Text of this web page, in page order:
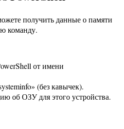
получить данные о памяти
команду.
от имени
(без кавычек).
об ОЗУ для этого устройства.